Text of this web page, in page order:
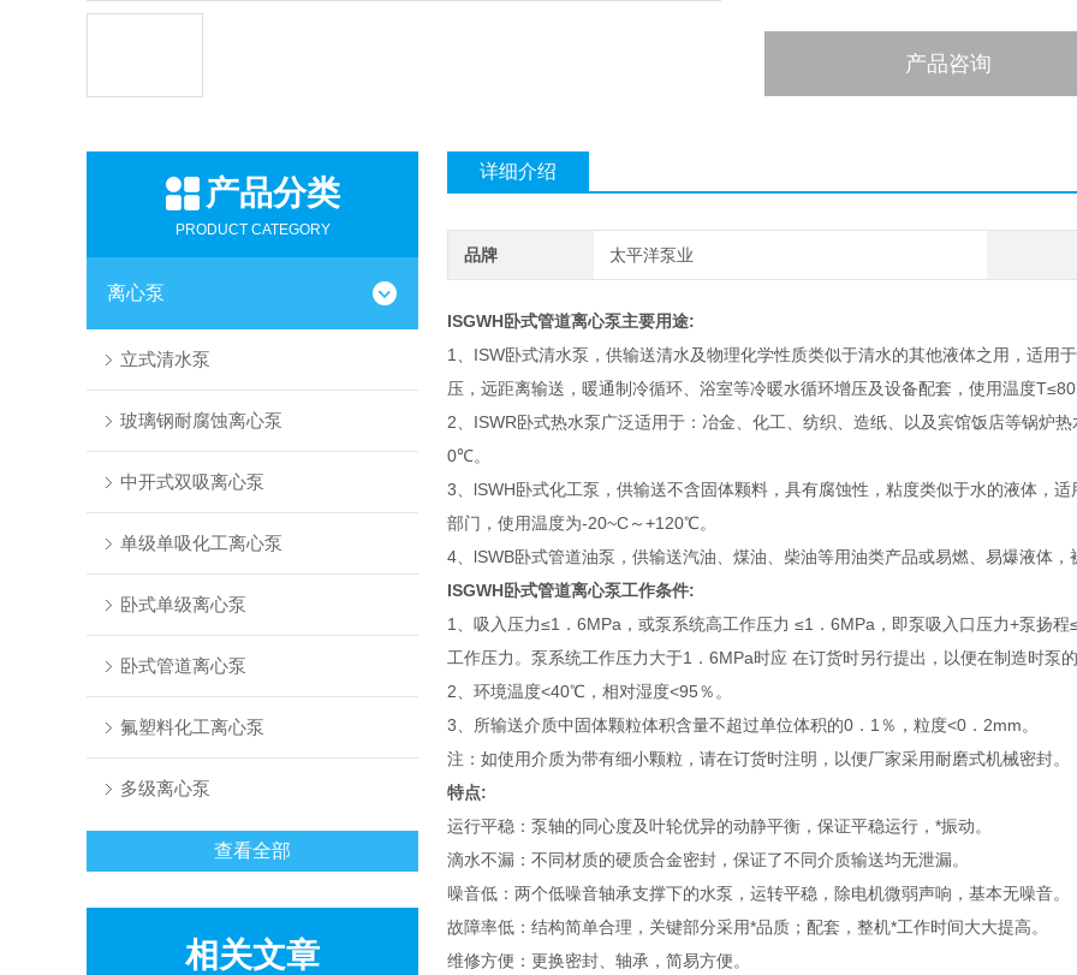
产品咨询
产品分类
PRODUCT CATEGORY
离心泵
立式清水泵
玻璃钢耐腐蚀离心泵
中开式双吸离心泵
单级单吸化工离心泵
卧式单级离心泵
卧式管道离心泵
氟塑料化工离心泵
多级离心泵
查看全部
相关文章
详细介绍
品牌 太平洋泵业
ISGWH卧式管道离心泵主要用途:
1、ISW卧式清水泵，供输送清水及物理化学性质类似于清水的其他液体之用，适用
压，远距离输送，暖通制冷循环、浴室等冷暖水循环增压及设备配套，使用温度
2、ISWR卧式热水泵广泛适用于：冶金、化工、纺织、造纸、以及宾馆饭店等锅炉
0℃。
3、lSWH卧式化工泵，供输送不含固体颗料，具有腐蚀性，粘度类似于水的液体，
部门，使用温度为-20~C～+120℃。
4、lSWB卧式管道油泵，供输送汽油、煤油、柴油等用油类产品或易燃、易爆液体
ISGWH卧式管道离心泵工作条件:
1、吸入压力≤1．6MPa，或泵系统高工作压力 ≤1．6MPa，即泵吸入口压力+泵扬
工作压力。泵系统工作压力大于1．6MPa时应 在订货时另行提出，以便在制造时泵
2、环境温度<40℃，相对湿度<95％。
3、所输送介质中固体颗粒体积含量不超过单位体积的0．1％，粒度<0．2mm。
注：如使用介质为带有细小颗粒，请在订货时注明，以便厂家采用耐磨式机械密封。
特点:
运行平稳：泵轴的同心度及叶轮优异的动静平衡，保证平稳运行，*振动。
滴水不漏：不同材质的硬质合金密封，保证了不同介质输送均无泄漏。
噪音低：两个低噪音轴承支撑下的水泵，运转平稳，除电机微弱声响，基本无噪音。
故障率低：结构简单合理，关键部分采用*品质；配套，整机*工作时间大大提高。
维修方便：更换密封、轴承，简易方便。